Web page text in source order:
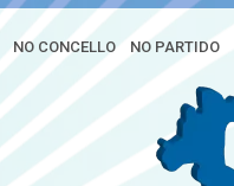
NO CONCELLO NO PARTIDO